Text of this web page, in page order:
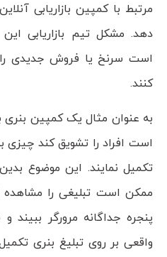
مرتبط با کمپین بازاریابی
دهد. مشکل تیم بازاریابی
است سرنخ یا فروش جدیدی
کنند.
به عنوان مثال یک کمپین بنری
است افراد را تشویق کند چیزی
تکمیل نمایند. این موضوع
ممکن است تبلیغی را مشاهده
پنجره جداگانه مرورگر
واقعی بر روی تبلیغ بنری